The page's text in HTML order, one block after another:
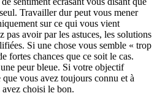
Travailler dur peut vous mener
sur ce qui vous vient
pas avoir par les astuces, les solutions
Si une chose vous semble « trop
fortes chances que ce soit le cas.
peur bleue. Si votre objectif
vous avez toujours connu et à
choisi le bon.